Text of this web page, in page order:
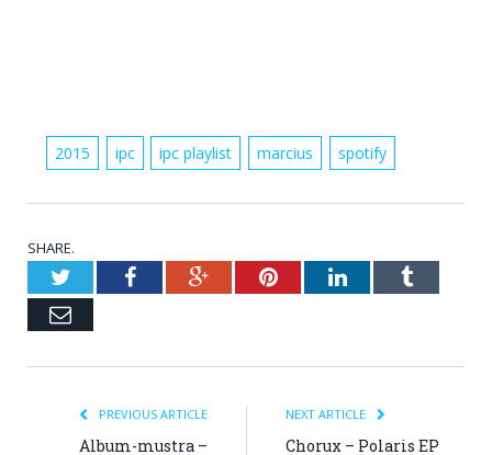
2015 ipc ipc playlist marcius spotify
SHARE.
TwitterFacebookGoogle+PinterestLinkedInTumblr
Email
PREVIOUS ARTICLE
Album-mustra –
NEXT ARTICLE
Chorux – Polaris EP